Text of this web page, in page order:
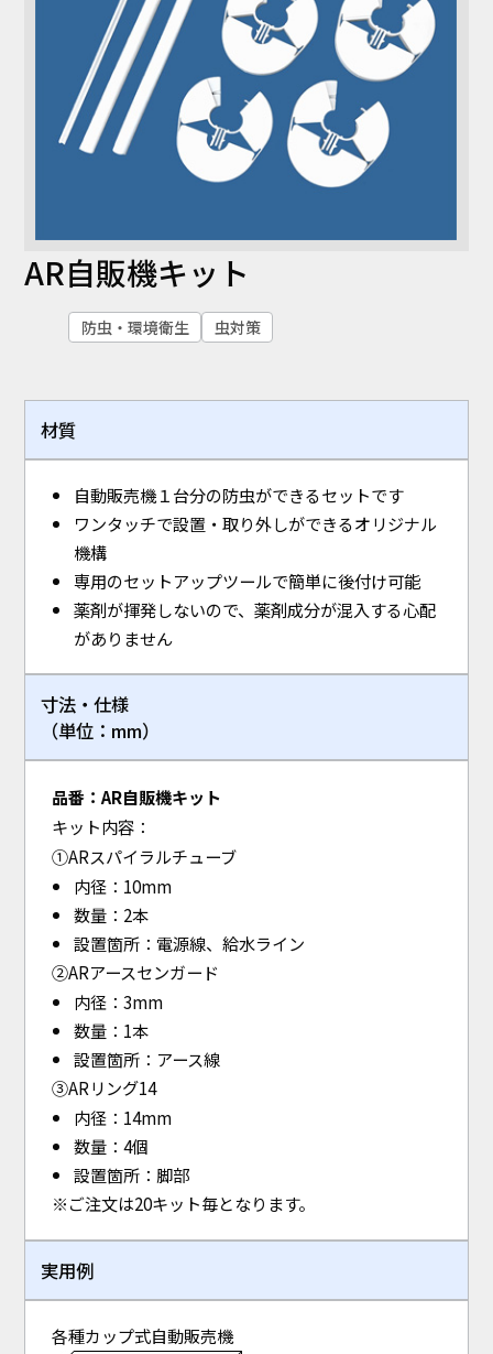
利用規約
個人情報保護方
針
AR自販機キット
防虫・環境衛生 虫対策
材質
自動販売機１台分の防虫ができるセットです
ワンタッチで設置・取り外しができるオリジナル
機構
専用のセットアップツールで簡単に後付け可能
薬剤が揮発しないので、薬剤成分が混入する心配
がありません
寸法・仕様
（単位：mm）
品番：AR自販機キット
キット内容：
①ARスパイラルチューブ
内径：10mm
数量：2本
設置箇所：電源線、給水ライン
②ARアースセンガード
内径：3mm
数量：1本
設置箇所：アース線
③ARリング14
内径：14mm
数量：4個
設置箇所：脚部
※ご注文は20キット毎となります。
実用例
各種カップ式自動販売機